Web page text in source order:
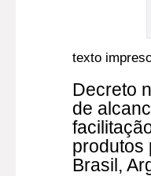
texto
Decreto
de
produtos
Brasil,